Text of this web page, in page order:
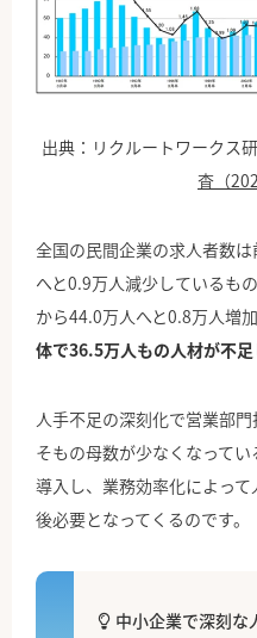
出典：リクルートワークス
査（
全国の民間企業の求人者数
へと0.9万人減少しているも
から44.0万人へと0.8万人増
体で36.5万人もの人材が不足
人手不足の深刻化で営業部
そもの母数が少なくなって
導入し、業務効率化によっ
後必要となってくるのです。
中小企業で深刻な